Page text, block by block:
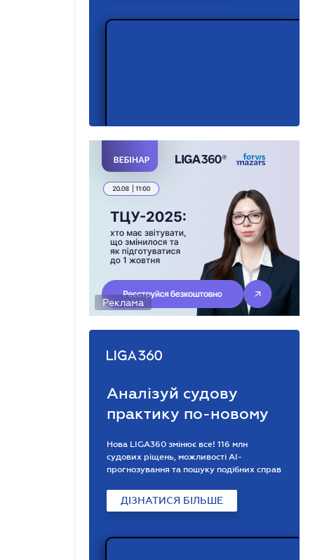
Реклама
Аналізуй судову
практику по-новому
Нова LIGA360 змінює все! 116 млн
судових ріщень, можливості АІ-
прогнозування та пошуку подібних справ
ДІЗНАТИСЯ БІЛЬШЕ